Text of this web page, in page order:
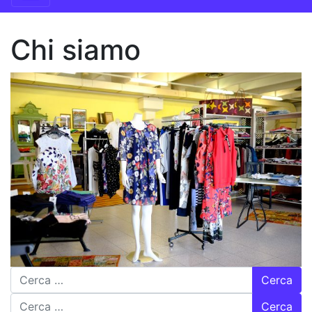
Chi siamo
Ricerca per:
Ricerca per: